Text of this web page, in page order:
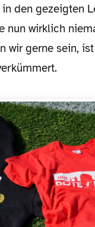
den gezeigten
nun wirklich
wir gerne sein,